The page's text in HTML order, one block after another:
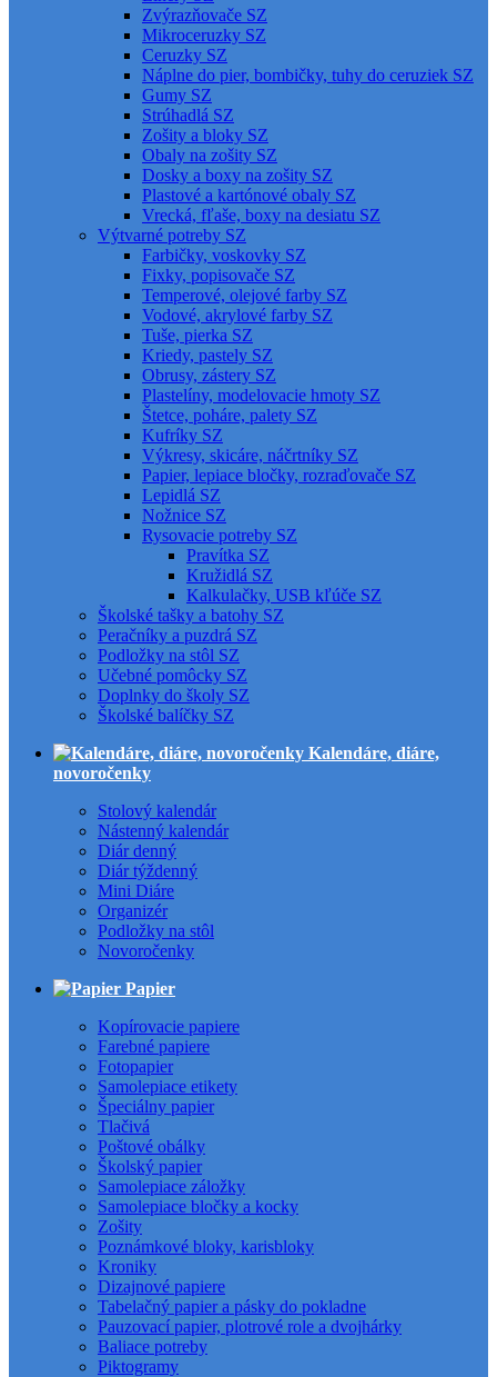
Zvýrazňovače SZ
Mikroceruzky SZ
Ceruzky SZ
Náplne do pier, bombičky, tuhy do ceruziek SZ
Gumy SZ
Strúhadlá SZ
Zošity a bloky SZ
Obaly na zošity SZ
Dosky a boxy na zošity SZ
Plastové a kartónové obaly SZ
Vrecká, fľaše, boxy na desiatu SZ
Výtvarné potreby SZ
Farbičky, voskovky SZ
Fixky, popisovače SZ
Temperové, olejové farby SZ
Vodové, akrylové farby SZ
Tuše, pierka SZ
Kriedy, pastely SZ
Obrusy, zástery SZ
Plastelíny, modelovacie hmoty SZ
Štetce, poháre, palety SZ
Kufríky SZ
Výkresy, skicáre, náčrtníky SZ
Papier, lepiace bločky, rozraďovače SZ
Lepidlá SZ
Nožnice SZ
Rysovacie potreby SZ
Pravítka SZ
Kružidlá SZ
Kalkulačky, USB kľúče SZ
Školské tašky a batohy SZ
Peračníky a puzdrá SZ
Podložky na stôl SZ
Učebné pomôcky SZ
Doplnky do školy SZ
Školské balíčky SZ
Kalendáre, diáre,
novoročenky
Stolový kalendár
Nástenný kalendár
Diár denný
Diár týždenný
Mini Diáre
Organizér
Podložky na stôl
Novoročenky
Papier
Kopírovacie papiere
Farebné papiere
Fotopapier
Samolepiace etikety
Špeciálny papier
Tlačivá
Poštové obálky
Školský papier
Samolepiace záložky
Samolepiace bločky a kocky
Zošity
Poznámkové bloky, karisbloky
Kroniky
Dizajnové papiere
Tabelačný papier a pásky do pokladne
Pauzovací papier, plotrové role a dvojhárky
Baliace potreby
Piktogramy